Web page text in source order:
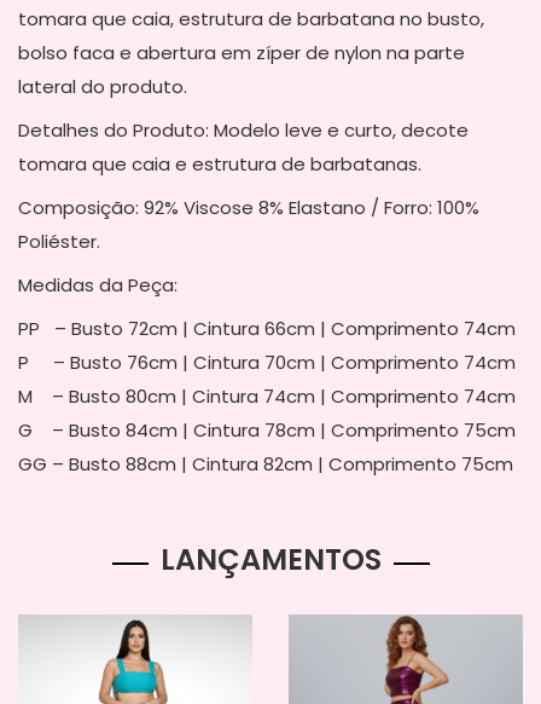
tomara que caia, estrutura de barbatana no busto,
bolso faca e abertura em zíper de nylon na parte
lateral do produto.
Detalhes do Produto: Modelo leve e curto, decote
tomara que caia e estrutura de barbatanas.
Composição: 92% Viscose 8% Elastano / Forro: 100%
Poliéster.
Medidas da Peça:
PP – Busto 72cm | Cintura 66cm | Comprimento 74cm
P – Busto 76cm | Cintura 70cm | Comprimento 74cm
M – Busto 80cm | Cintura 74cm | Comprimento 74cm
G – Busto 84cm | Cintura 78cm | Comprimento 75cm
GG – Busto 88cm | Cintura 82cm | Comprimento 75cm
LANÇAMENTOS